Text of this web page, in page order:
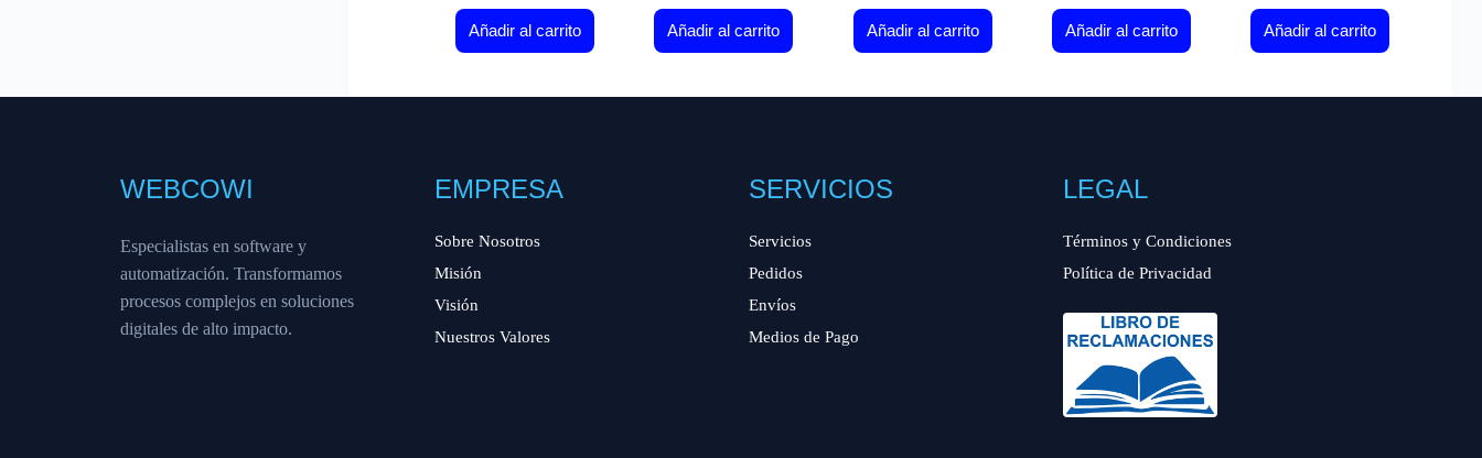
Añadir al carrito Añadir al carrito Añadir al carrito Añadir al carrito Añadir al carrito
WEBCOWI
Especialistas en software y
automatización. Transformamos
procesos complejos en soluciones
digitales de alto impacto.
EMPRESA
Sobre Nosotros
Misión
Visión
Nuestros Valores
SERVICIOS
Servicios
Pedidos
Envíos
Medios de Pago
LEGAL
Términos y Condiciones
Política de Privacidad